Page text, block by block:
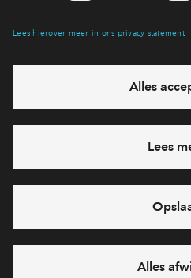
Interesse? Meld
Hiermee blijf je op de hoogte
Ja, ik wil mij
Heb je een vraag en wil je